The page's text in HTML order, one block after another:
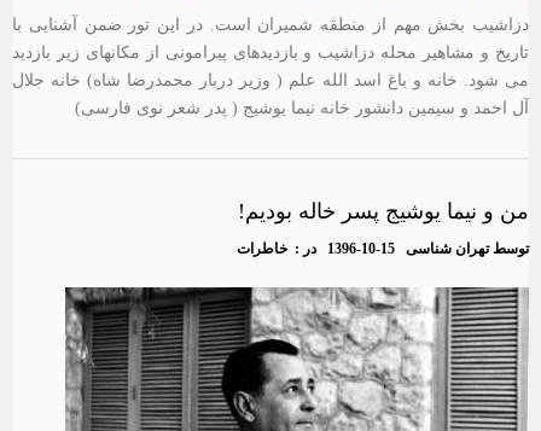
دزاشیب بخش مهم از منطقه شمیران است. در این تور ضمن آشنایی با
تاریخ و مشاهیر محله دزاشیب و بازدیدهای پیرامونی از مکانهای زیر بازدید
می شود. خانه و باغ اسد الله علم ( وزیر دربار محمدرضا شاه) خانه جلال
آل احمد و سیمین دانشور خانه نیما یوشیج ( پدر شعر نوی فارسی)
من و نیما یوشیج پسر خاله بودیم!
توسطتهران شناسی 1396-10-15 در : خاطرات